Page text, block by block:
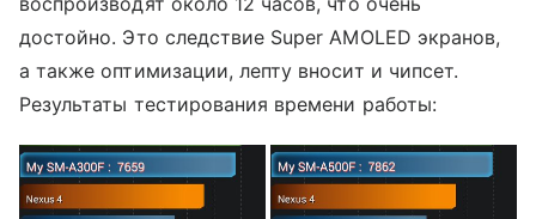
достойно. Это следствие Super AMOLED экранов,
а также оптимизации, лепту вносит и чипсет.
Результаты тестирования времени работы: